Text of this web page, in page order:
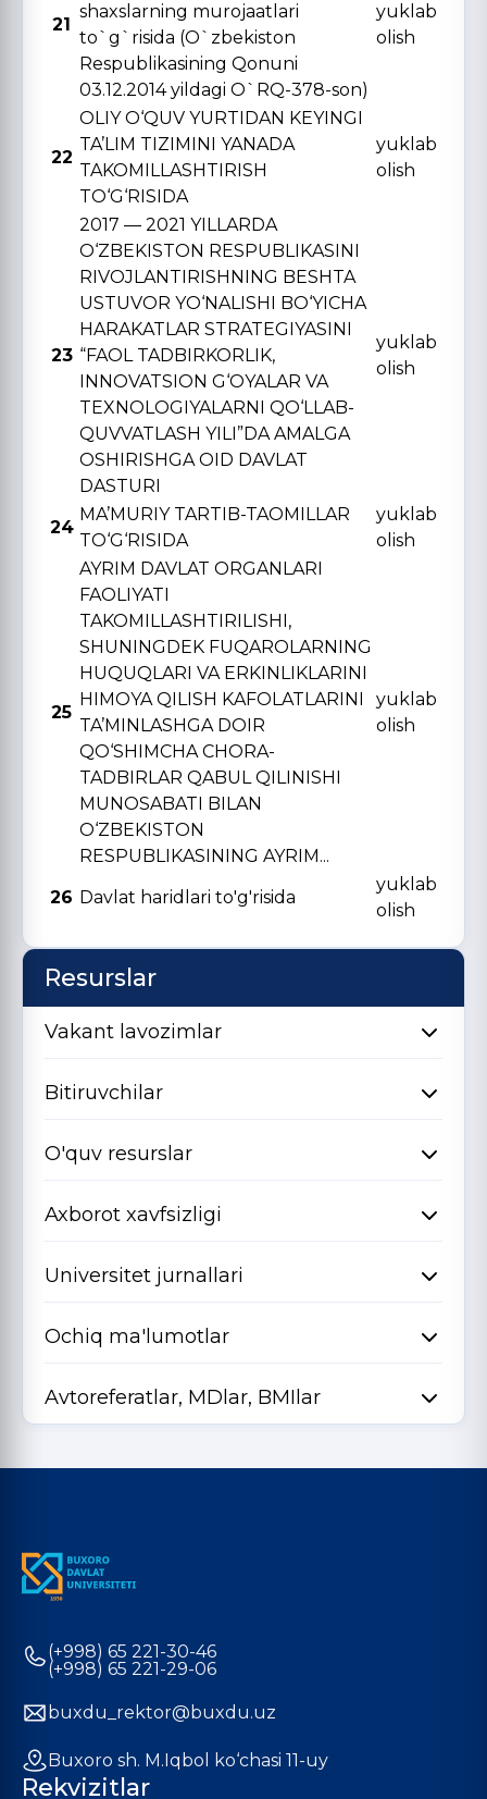
21
shaxslarning murojaatlari
to`g`risida (O`zbekiston
Respublikasining Qonuni
03.12.2014 yildagi O`RQ-378-son)
yuklab
olish
22
OLIY O‘QUV YURTIDAN KЕYINGI
TA’LIM TIZIMINI YANADA
TAKOMILLASHTIRISH
TO‘G‘RISIDA
yuklab
olish
23
2017 — 2021 YILLARDA
O‘ZBЕKISTON RЕSPUBLIKASINI
RIVOJLANTIRISHNING BЕSHTA
USTUVOR YO‘NALISHI BO‘YICHA
HARAKATLAR STRATЕGIYASINI
“FAOL TADBIRKORLIK,
INNOVATSION G‘OYALAR VA
TЕXNOLOGIYALARNI QO‘LLAB-
QUVVATLASH YILI”DA AMALGA
OSHIRISHGA OID DAVLAT
DASTURI
yuklab
olish
24
MA’MURIY TARTIB-TAOMILLAR
TO‘G‘RISIDA
yuklab
olish
25
AYRIM DAVLAT ORGANLARI
FAOLIYATI
TAKOMILLASHTIRILISHI,
SHUNINGDЕK FUQAROLARNING
HUQUQLARI VA ERKINLIKLARINI
HIMOYA QILISH KAFOLATLARINI
TA’MINLASHGA DOIR
QO‘SHIMCHA CHORA-
TADBIRLAR QABUL QILINISHI
MUNOSABATI BILAN
O‘ZBЕKISTON
RЕSPUBLIKASINING AYRIM...
yuklab
olish
26 Davlat haridlari to'g'risida
yuklab
olish
Resurslar
Vakant lavozimlar
Bitiruvchilar
O'quv resurslar
Axborot xavfsizligi
Universitet jurnallari
Ochiq ma'lumotlar
Avtoreferatlar, MDlar, BMIlar
(+998) 65 221-30-46
(+998) 65 221-29-06
buxdu_rektor@buxdu.uz
Buxoro sh. M.Iqbol ko‘chasi 11-uy
Rekvizitlar